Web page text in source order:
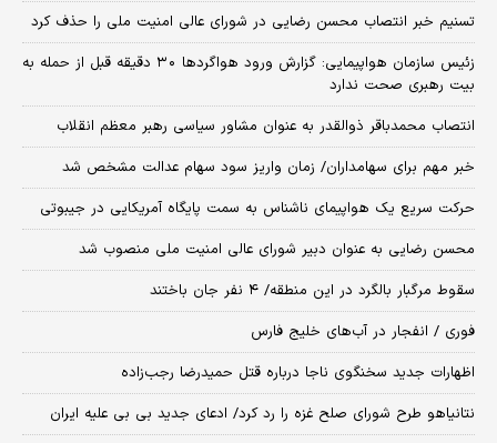
تسنیم خبر انتصاب محسن رضایی در شورای عالی امنیت ملی را حذف کرد
زئیس سازمان هواپیمایی: گزارش ورود هواگردها ٣٠ دقیقه قبل از حمله به
بیت رهبری صحت ندارد
انتصاب محمدباقر ذوالقدر به عنوان مشاور سیاسی رهبر معظم انقلاب
خبر مهم برای سهامداران/ زمان واریز سود سهام عدالت مشخص شد
حرکت سریع یک هواپیمای ناشناس به سمت پایگاه آمریکایی در جیبوتی
محسن رضایی به عنوان دبیر شورای عالی امنیت ملی منصوب شد
سقوط مرگبار بالگرد در این منطقه/ ۴ نفر جان باختند
فوری / انفجار در آب‌های خلیج فارس
اظهارات جدید سخنگوی ناجا درباره قتل حمیدرضا رجب‌زاده
نتانیاهو طرح شورای صلح غزه را رد کرد/ ادعای جدید بی بی علیه ایران